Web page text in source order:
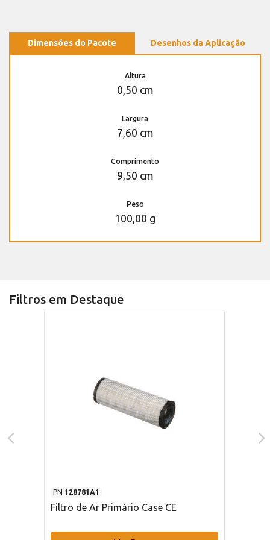
Dimensões do Pacote Desenhos da Aplicação
Altura
0,50 cm
Largura
7,60 cm
Comprimento
9,50 cm
Peso
100,00 g
Filtros em Destaque
PN 128781A1
Filtro de Ar Primário Case CE